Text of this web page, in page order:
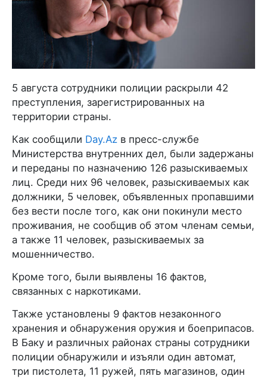
5 августа сотрудники полиции раскрыли 42
преступления, зарегистрированных на
территории страны.
Как сообщили Day.Az в пресс-службе
Министерства внутренних дел, были задержаны
и переданы по назначению 126 разыскиваемых
лиц. Среди них 96 человек, разыскиваемых как
должники, 5 человек, объявленных пропавшими
без вести после того, как они покинули место
проживания, не сообщив об этом членам семьи,
а также 11 человек, разыскиваемых за
мошенничество.
Кроме того, были выявлены 16 фактов,
связанных с наркотиками.
Также установлены 9 фактов незаконного
хранения и обнаружения оружия и боеприпасов.
В Баку и различных районах страны сотрудники
полиции обнаружили и изъяли один автомат,
три пистолета, 11 ружей, пять магазинов, один